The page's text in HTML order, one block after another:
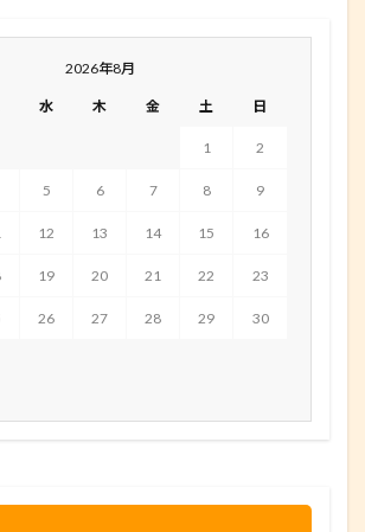
2026年8月
水 木 金 土 日
1 2
5 6 7 8 9
12 13 14 15 16
19 20 21 22 23
26 27 28 29 30